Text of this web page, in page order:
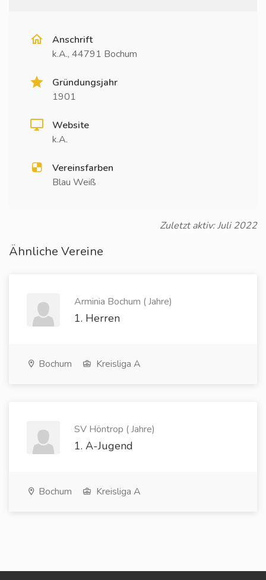
Anschrift
k.A., 44791 Bochum
Gründungsjahr
1901
Website
k.A.
Vereinsfarben
Blau Weiß
Zuletzt aktiv: Juli 2022
Ähnliche Vereine
Arminia Bochum ( Jahre)
1. Herren
Bochum Kreisliga A
SV Höntrop ( Jahre)
1. A-Jugend
Bochum Kreisliga A